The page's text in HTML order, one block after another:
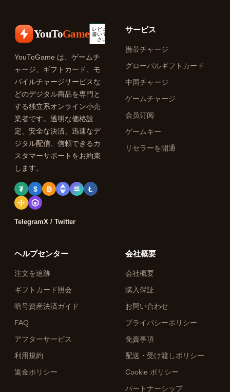
YouToGame
YouToGame は、ゲームチ
ャージ、ギフトカード、モ
バイルチャージサービスな
どのデジタル商品を専門と
する独立系オンライン小売
業者です。透明な価格設
定、安全な決済、迅速なデ
ジタル配信、信頼できるカ
スタマーサポートをお約束
します。
₮ $ ₿ Ł
TelegramX / Twitter
サービス
携帯チャージ
グローバルギフトカード
中国チャージ
ゲームチャージ
会员订阅
ゲームキー
リセラーを開通
ヘルプセンター
注文を追跡
ギフトカード照会
暗号資産決済ガイド
FAQ
アフターサービス
利用規約
返金ポリシー
会社概要
会社概要
購入保証
お問い合わせ
プライバシーポリシー
免責事項
配送・受け渡しポリシー
Cookie ポリシー
パートナーシップ